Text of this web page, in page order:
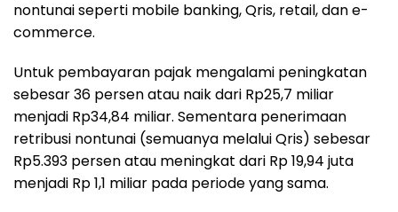
nontunai seperti mobile banking, Qris, retail, dan e-
commerce.
Untuk pembayaran pajak mengalami peningkatan
sebesar 36 persen atau naik dari Rp25,7 miliar
menjadi Rp34,84 miliar. Sementara penerimaan
retribusi nontunai (semuanya melalui Qris) sebesar
Rp5.393 persen atau meningkat dari Rp 19,94 juta
menjadi Rp 1,1 miliar pada periode yang sama.